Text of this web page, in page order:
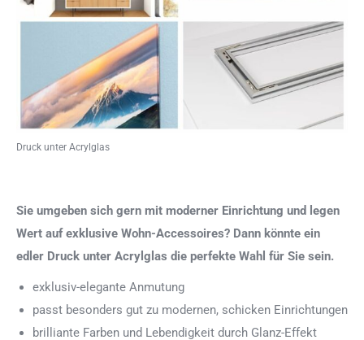
Druck unter Acrylglas
Sie umgeben sich gern mit moderner Einrichtung und legen
Wert auf exklusive Wohn-Accessoires? Dann könnte ein
edler Druck unter Acrylglas die perfekte Wahl für Sie sein.
exklusiv-elegante Anmutung
passt besonders gut zu modernen, schicken Einrichtungen
brilliante Farben und Lebendigkeit durch Glanz-Effekt